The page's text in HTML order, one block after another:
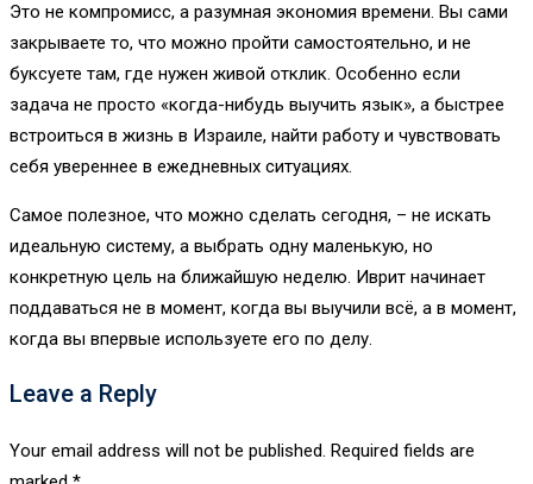
Это не компромисс, а разумная экономия времени. Вы сами
закрываете то, что можно пройти самостоятельно, и не
буксуете там, где нужен живой отклик. Особенно если
задача не просто «когда-нибудь выучить язык», а быстрее
встроиться в жизнь в Израиле, найти работу и чувствовать
себя увереннее в ежедневных ситуациях.
Самое полезное, что можно сделать сегодня, – не искать
идеальную систему, а выбрать одну маленькую, но
конкретную цель на ближайшую неделю. Иврит начинает
поддаваться не в момент, когда вы выучили всё, а в момент,
когда вы впервые используете его по делу.
Leave a Reply
Your email address will not be published. Required fields are